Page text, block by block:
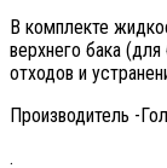
В комплекте
верхнего бака
отходов и
Производитель -
.